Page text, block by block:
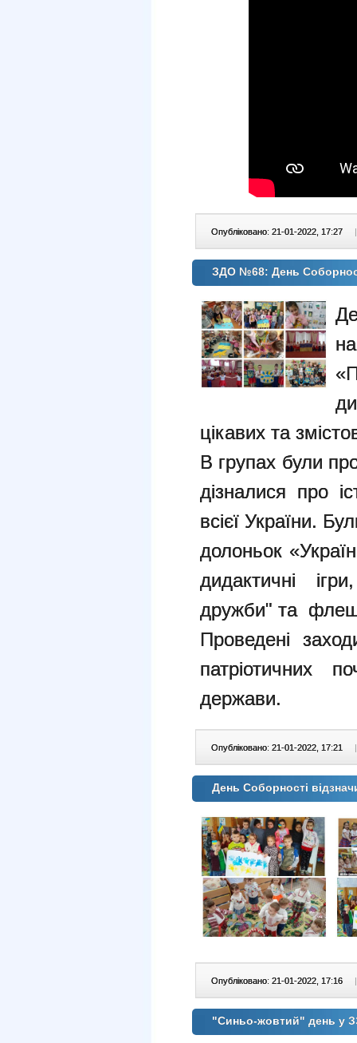
Опубліковано: 21-01-2022, 17:27 |
ЗДО №68: День
цікавих та
В групах були
дізналися про
всієї України.
долоньок
дидактичні
дружби" та
Проведені
патріотичних
держави.
Опубліковано: 21-01-2022, 17:21 |
День Соборності
Опубліковано: 21-01-2022, 17:16
"Синьо-жовтий" день у